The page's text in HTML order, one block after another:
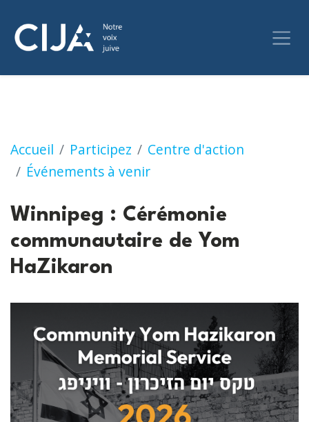
Accueil Participez
Centre d'action
Événements à venir
Winnipeg : Cérémonie communautaire de
Winnipeg : Cérémonie
communautaire de Yom
HaZikaron